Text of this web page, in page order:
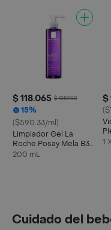
$ 118.065 $ 138.900
15%
($590.33/ml)
Limpiador Gel La
Roche Posay Mela B3
Antimanchas
200 mL
$
1
Cuidado del